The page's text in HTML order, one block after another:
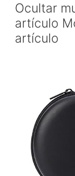
Ocultar
artículo
artículo